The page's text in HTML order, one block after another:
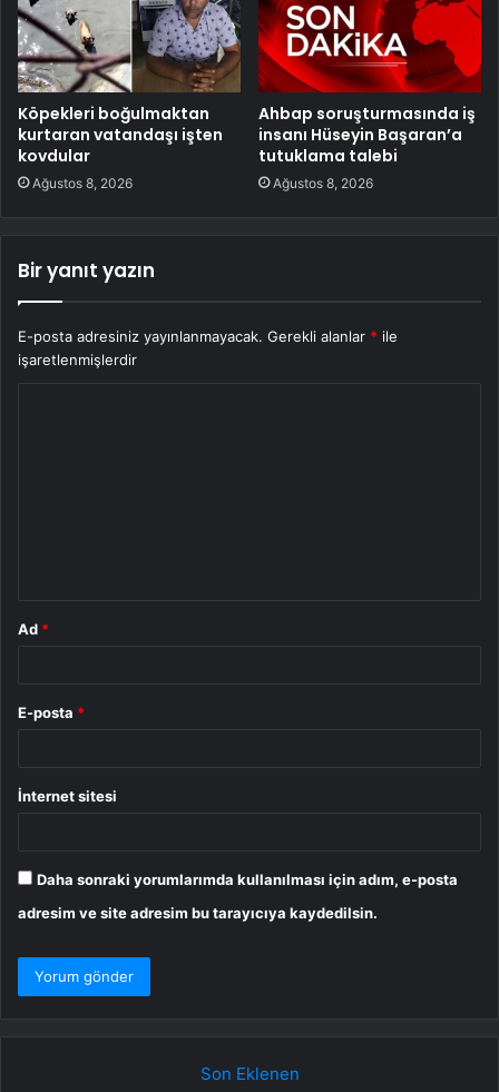
Köpekleri boğulmaktan
kurtaran vatandaşı işten
kovdular
Ağustos 8, 2026
Ahbap soruşturmasında iş
insanı Hüseyin Başaran’a
tutuklama talebi
Ağustos 8, 2026
Bir yanıt yazın
E-posta adresiniz yayınlanmayacak. Gerekli alanlar * ile
işaretlenmişlerdir
Ad *
E-posta *
İnternet sitesi
Daha sonraki yorumlarımda kullanılması için adım, e-posta
adresim ve site adresim bu tarayıcıya kaydedilsin.
Son Eklenen